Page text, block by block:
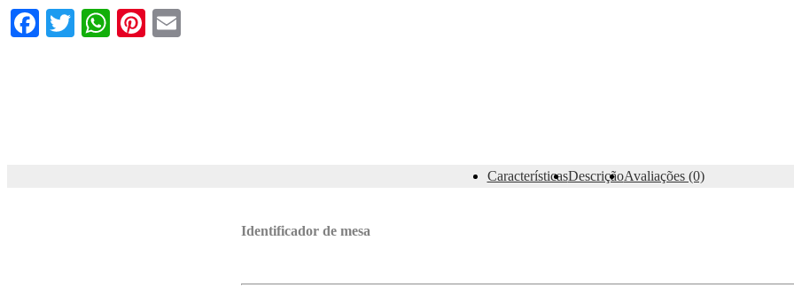
Facebook
TwitterWhatsApp
Pinterest
CaracterísticasDescriçãoAvaliações (0)
Identificador de mesa